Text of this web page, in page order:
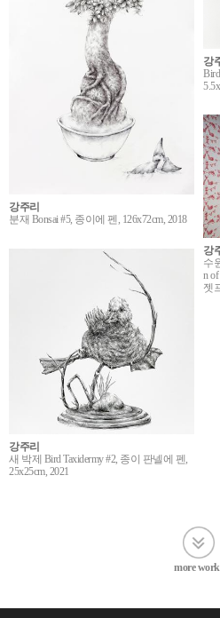
강
강주리
분재 Bonsai #5, 종이에 펜, 126x72cm, 2018
강
수
n
젯
강주리
새 박제 Bird Taxidermy #2, 종이 판넬에 펜,
25x25cm, 2021
more